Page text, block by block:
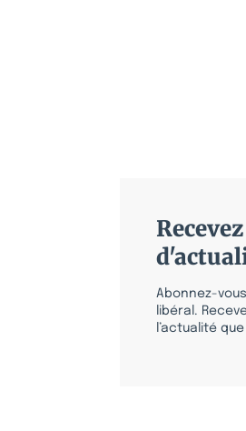
Abonnez-
libéral.
l’actualité